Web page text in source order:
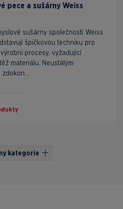
pece a sušárny Weiss
sušárny společnosti Weiss
špičkovou techniku pro
procesy, vyžadující
materiálu. Neustálým
kategorie